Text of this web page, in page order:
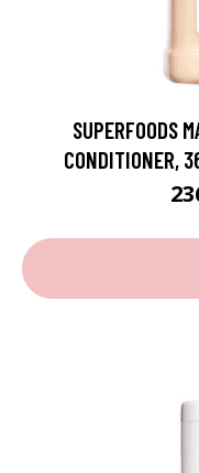
SUPERFOODS
CONDITIONER,